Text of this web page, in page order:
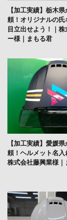
【加工実績】栃木
頼！オリジナルの
目立出せよう！｜
ー様｜まもる君
【加工実績】愛媛
頼！ヘルメット名入
株式会社藤興業様｜